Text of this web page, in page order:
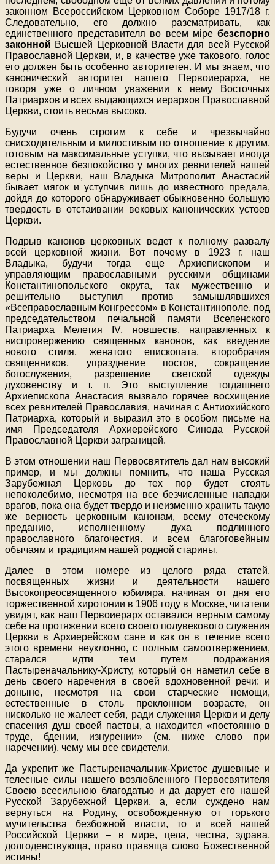
законном Всероссийском Церковном Соборе 1917/18 г.
Следовательно, его должно разсматривать, как
единственного представителя во всем мiре безспорно
законной Высшей Церковной Власти для всей Русской
Православной Церкви, и, в качестве уже такового, голос
его должен быть особенно авторитетен. И мы знаем, что
канонический авторитет нашего Первоиерарха, не
говоря уже о личном уважении к нему Восточных
Патриархов и всех выдающихся иерархов Православной
Церкви, стоить весьма высоко.
Будучи очень строгим к себе и чрезвычайно
снисходительным и милостивым по отношение к другим,
готовым на максимальные уступки, что вызывает иногда
естественное безпокойство у многих ревнителей нашей
веры и Церкви, наш Владыка Митрополит Анастасий
бывает мягок и уступчив лишь до известного предала,
дойдя до которого обнаруживает обыкновенно большую
твердость в отстаивании вековых канонических устоев
Церкви.
Подрыв канонов церковных ведет к полному развалу
всей церковной жизни. Вот почему в 1923 г. наш
Владыка, будучи тогда еще Архиепископом и
управляющим православными русскими общинами
Константинопольского округа, так мужественно и
решительно выступил против замышлявшихся
«Всеправославным Конгрессом» в Константинополе, под
председательством печальной памяти Вселенского
Патриарха Мелетия IV, новшеств, направленных к
ниспровержению священных канонов, как введение
нового стиля, женатого епископата, второбрачия
священников, упразднение постов, сокращение
богослужения, разрешение светской одежды
духовенству и т. п. Это выступление тогдашнего
Архиепископа Анастасия вызвало горячее восхищение
всех ревнителей Православия, начиная с Антиохийского
Патриарха, который и выразил это в особом письме на
имя Председателя Архиерейского Синода Русской
Православной Церкви заграницей.
В этом отношении наш Первосвятитель дал нам высокий
пример, и мы должны помнить, что наша Русская
Зарубежная Церковь до тех пор будет стоять
непоколебимо, несмотря на все безчисленные нападки
врагов, пока она будет твердо и неизменно хранить такую
же верность церковным канонам, всему отеческому
преданию, исполненному духа подлинного
православного благочестия. и всем благоговейным
обычаям и традициям нашей родной старины.
Далее в этом номере из целого ряда статей,
посвященных жизни и деятельности нашего
Высокопреосвященного юбиляра, начиная от дня его
торжественной хиротонии в 1906 году в Москве, читатели
увидят, как наш Первоиерарх оставался верным самому
себе на протяжении всего своего полувекового служения
Церкви в Архиерейском сане и как он в течение всего
этого времени неуклонно, с полным самоотвержением,
старался идти тем путем подражания
Пастыреначальнику-Христу, который он наметил себе в
день своего наречения в своей вдохновенной речи: и
доныне, несмотря на свои старческие немощи,
естественные в столь преклонном возрасте, он
нисколько не жалеет себя, ради служения Церкви и делу
спасения душ своей паствы, а находится «постоянно в
труде, бдении, изнурении» (см. ниже слово при
наречении), чему мы все свидетели.
Да укрепит же Пастыреначальник-Христос душевные и
телесные силы нашего возлюбленного Первосвятителя
Своею всесильною благодатью и да дарует его нашей
Русской Зарубежной Церкви, а, если суждено нам
вернуться на Родину, освобожденную от горького
мучительства безбожной власти, то и всей нашей
Российской Церкви – в мире, цела, честна, здрава,
долгоденствующа, право правяща слово Божественной
истины!